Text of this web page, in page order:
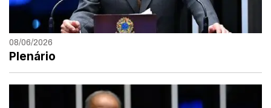
08/06/2026
Plenário